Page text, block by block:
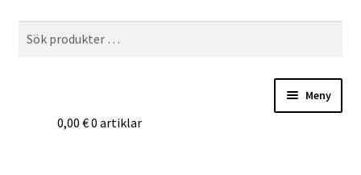
Meny
0,00 €0 artiklar